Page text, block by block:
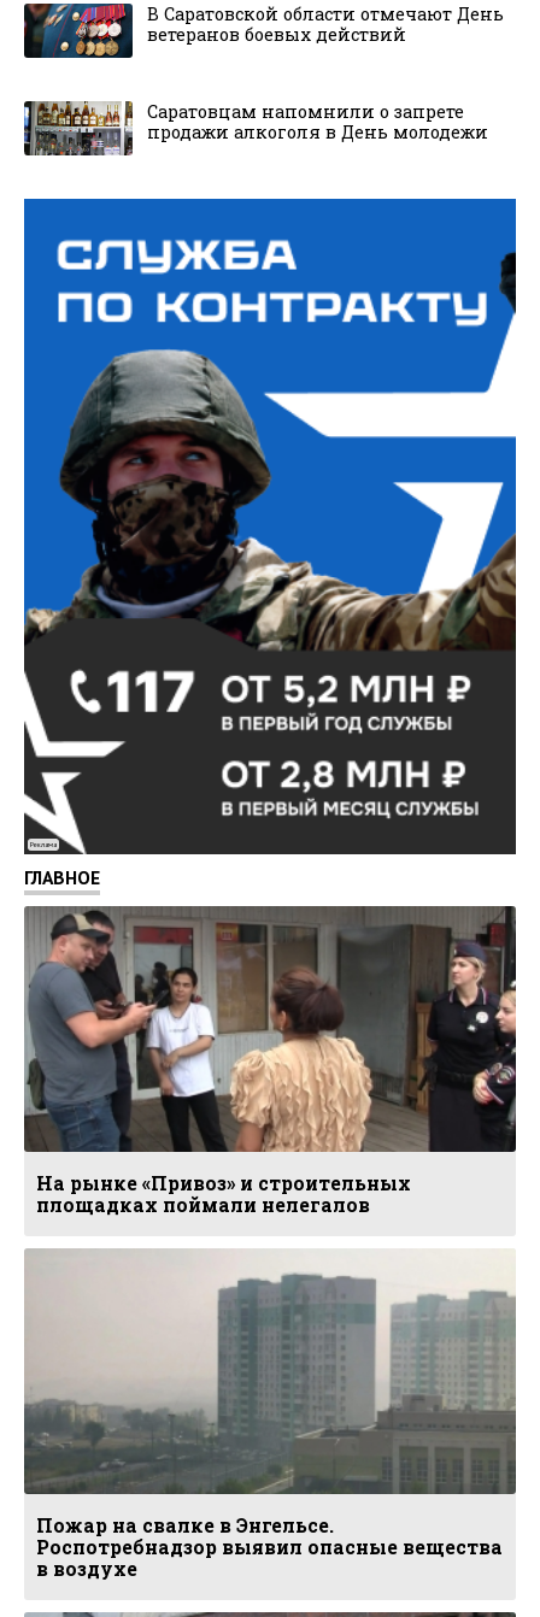
В Саратовской области отмечают День
ветеранов боевых действий
Саратовцам напомнили о запрете
продажи алкоголя в День молодежи
Реклама
ГЛАВНОЕ
На рынке «Привоз» и строительных
площадках поймали нелегалов
Пожар на свалке в Энгельсе.
Роспотребнадзор выявил опасные вещества
в воздухе